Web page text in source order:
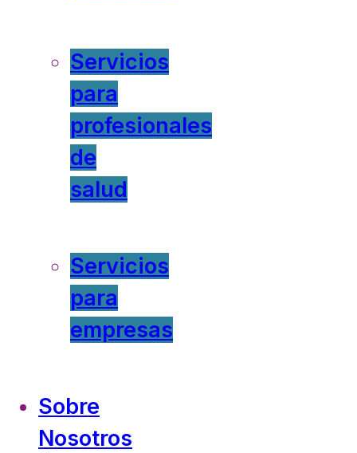
Servicios
para
profesionales
de
salud
Servicios
para
empresas
Sobre
Nosotros